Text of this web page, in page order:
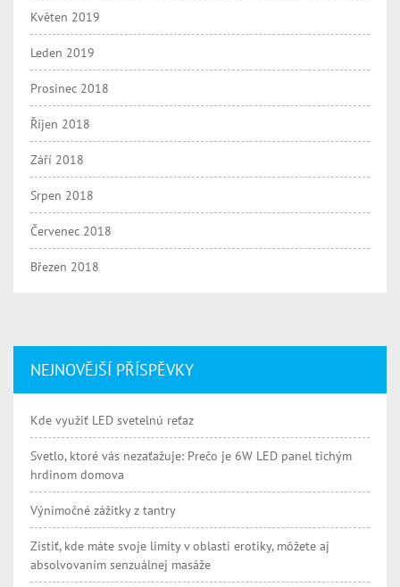
Květen 2019
Leden 2019
Prosinec 2018
Říjen 2018
Září 2018
Srpen 2018
Červenec 2018
Březen 2018
NEJNOVĚJŠÍ PŘÍSPĚVKY
Kde využiť LED svetelnú reťaz
Svetlo, ktoré vás nezaťažuje: Prečo je 6W LED panel tichým
hrdinom domova
Výnimočné zážitky z tantry
Zistiť, kde máte svoje limity v oblasti erotiky, môžete aj
absolvovaním senzuálnej masáže